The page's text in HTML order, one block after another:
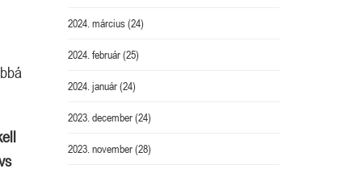
2024. március(24)
2024. február(25)
2024. január(24)
2023. december(24)
2023. november(28)